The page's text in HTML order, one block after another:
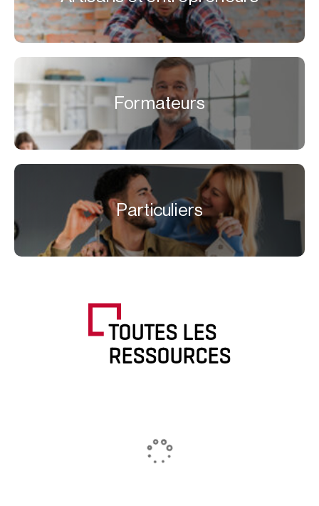
Formateurs
Particuliers
TOUTES LES
RESSOURCES